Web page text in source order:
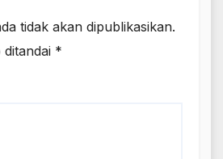
tidak akan dipublikasikan.
ditandai *